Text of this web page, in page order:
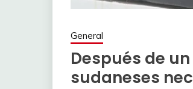
General
Después de
sudaneses